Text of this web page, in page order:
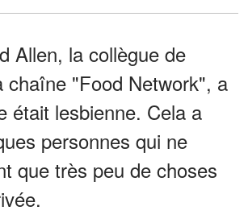
Allen, la collègue de
chaîne "Food Network", a
était lesbienne. Cela a
personnes qui ne
que très peu de choses